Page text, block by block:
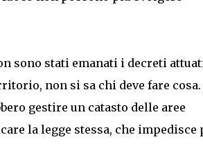
sono stati emanati i decreti
non si sa chi deve fare cosa.
gestire un catasto delle aree
la legge stessa, che impedisce